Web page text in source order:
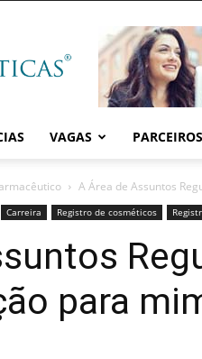
VAGAS PARCEIROS
A Área de Assuntos
Carreira Registro de cosméticos
para